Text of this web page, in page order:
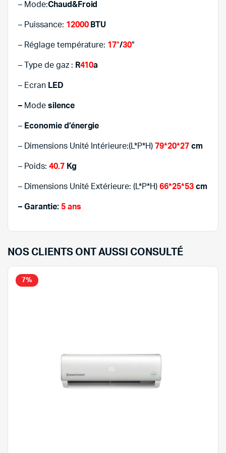
– Mode:Chaud&Froid
– Puissance: 12000 BTU
– Réglage température: 17°/30°
– Type de gaz : R410a
– Ecran LED
–Modesilence
– Economie d’énergie
– Dimensions Unité Intérieure:(L*P*H) 79*20*27cm
– Poids: 40.7 Kg
– Dimensions Unité Extérieure: (L*P*H) 66*25*53cm
– Garantie: 5 ans
NOS CLIENTS ONT AUSSI CONSULTÉ
7%